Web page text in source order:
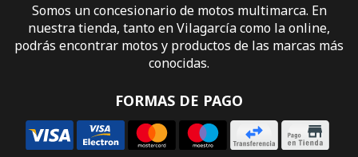
Somos un concesionario de motos multimarca. En
nuestra tienda, tanto en Vilagarcía como la online,
podrás encontrar motos y productos de las marcas más
conocidas.
FORMAS DE PAGO